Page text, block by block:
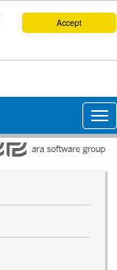
Accept